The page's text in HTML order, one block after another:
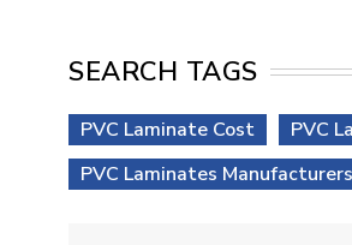
SEARCH TAGS
PVC Laminate Cost PVC
PVC Laminates Manufacturers